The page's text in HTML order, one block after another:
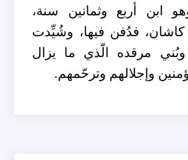
وهو ابن أربع وثمانين سنة،
فدُفن فيها، وشُيِّدت
مرقده الّذي ما يزال
وإجلالهم وترحّمهم.